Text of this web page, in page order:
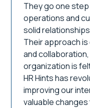
They go one
operations and
solid
Their approach
and
organization is
HR Hints has
improving our
valuable